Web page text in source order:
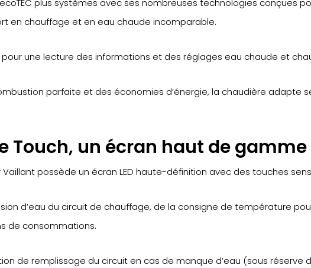
plus systèmes avec ses nombreuses technologies conçues
en chauffage et en eau chaude incomparable.
pour une lecture des informations et des réglages eau chaude et
parfaite et des économies d’énergie, la chaudière adapte
Touch, un écran haut de
possède un écran LED haute-définition avec des touches
d’eau du circuit de chauffage, de la consigne de température
de consommations.
de remplissage du circuit en cas de manque d’eau (sous réserve